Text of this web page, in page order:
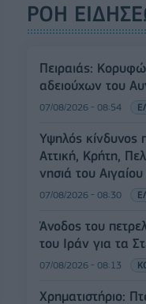
ΡΟΗ
Πειραιάς:
αδειούχων του
07/08/2026 - 08:54
Υψηλός κίνδυνος
Αττική, Κρήτη,
νησιά του Αιγαίου
07/08/2026 - 08:30
Άνοδος του
του Ιράν για τα
07/08/2026 - 08:13
Χρηματιστήριο: